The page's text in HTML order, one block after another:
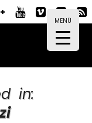
MENÜ
in: